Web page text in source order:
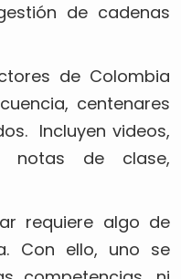
de cadenas
de Colombia
centenares
Incluyen videos,
notas de clase,
requiere algo de
Con ello, uno se